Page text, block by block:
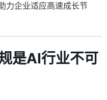
力企业适应高速成长节
是AI行业不可